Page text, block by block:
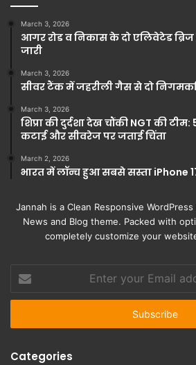
March 3, 2026
आगर रोड व निकास के दो एलिवेटेड ब्रिज
जारी
March 3, 2026
सीवर टैंक में जहरीली गैस से दो
March 3, 2026
शिप्रा की दुर्दशा देख चौंकी NGT की
कटाई और सीवरेज पर जताई चिंता
March 2, 2026
भारत में लॉन्च हुआ सबसे सस्ता iPhone
Jannah is a Clean Responsive
News and Blog theme. Packed with
completely customize your
your
Email
Categories